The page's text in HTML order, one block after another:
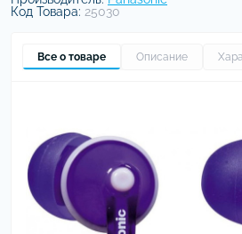
Код Товара: 25030
Все о товаре Описание